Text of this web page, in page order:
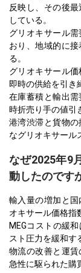
反映し、その後
している。
グリオキサール
おり、地域的に
る。
グリオキサール
即時の供給を引き
在庫蓄積と輸出需
時折売り手の値引
港湾渋滞と貨物
なグリオキサール
なぜ2025年9
動したのです
輸入量の増加と
オキサール価格指
MEGコストの緩
スト圧力を緩和す
物流の改善と運
急性に駆られた購